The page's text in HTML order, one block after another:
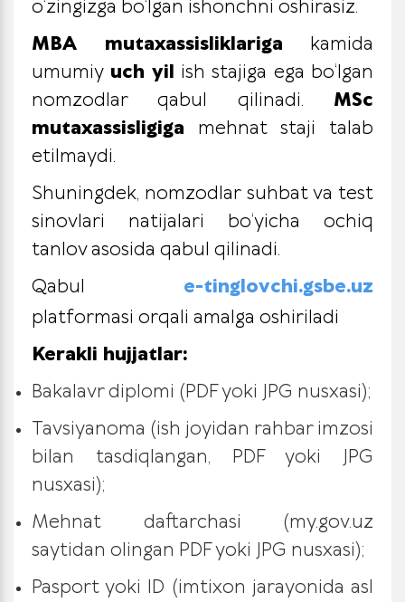
o‘zingizga bo‘lgan ishonchni oshirasiz.
MBA
mutaxassisliklariga kamida
umumiy uch yil ish stajiga ega bo‘lgan
nomzodlar qabul qilinadi. MSc
mutaxassisligiga mehnat staji talab
etilmaydi.
Shuningdek, nomzodlar suhbat va test
sinovlari natijalari bo‘yicha ochiq
tanlov asosida qabul qilinadi.
Qabul e-tinglovchi.gsbe.uz
platformasi orqali amalga oshiriladi
Kerakli hujjatlar:
Bakalavr diplomi (PDF yoki JPG nusxasi);
Tavsiyanoma (ish joyidan rahbar imzosi
bilan tasdiqlangan, PDF yoki JPG
nusxasi);
Mehnat daftarchasi (my.gov.uz
saytidan olingan PDF yoki JPG nusxasi);
Pasport yoki ID (imtixon jarayonida asl